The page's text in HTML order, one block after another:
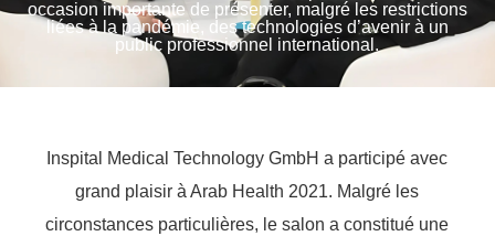
occasion importante de présenter, malgré les restrictions
liées à la pandémie, des technologies d’avenir à un
public professionnel international.
Inspital Medical Technology GmbH a participé avec
grand plaisir à Arab Health 2021. Malgré les
circonstances particulières, le salon a constitué une